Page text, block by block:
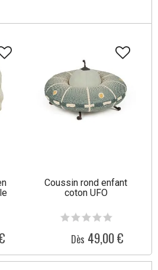
Coussin rond enfant
coton UFO
Dès 49,00 €